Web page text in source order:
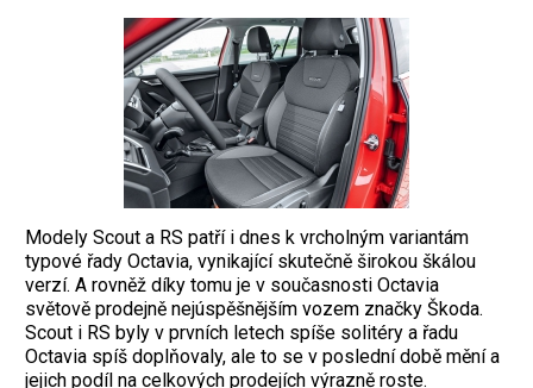
Modely Scout a RS patří i dnes k vrcholným variantám
typové řady Octavia, vynikající skutečně širokou škálou
verzí. A rovněž díky tomu je v současnosti Octavia
světově prodejně nejúspěšnějším vozem značky Škoda.
Scout i RS byly v prvních letech spíše solitéry a řadu
Octavia spíš doplňovaly, ale to se v poslední době mění a
jejich podíl na celkových prodejích výrazně roste.